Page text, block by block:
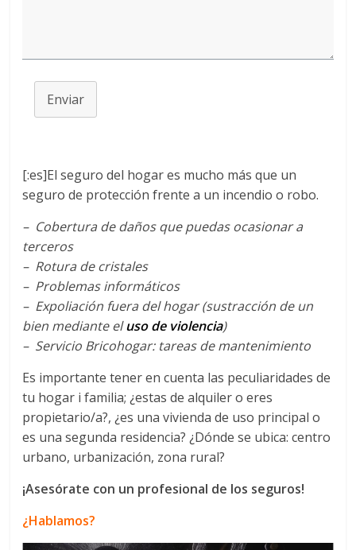
Enviar
[:es]El seguro del hogar es mucho más que un
seguro de protección frente a un incendio o robo.
– Cobertura de daños que puedas ocasionar a
terceros
– Rotura de cristales
– Problemas informáticos
– Expoliación fuera del hogar (sustracción de un
bien mediante eluso de violencia)
– Servicio Bricohogar: tareas de mantenimiento
Es importante tener en cuenta las peculiaridades de
tu hogar i familia; ¿estas de alquiler o eres
propietario/a?, ¿es una vivienda de uso principal o
es una segunda residencia? ¿Dónde se ubica: centro
urbano, urbanización, zona rural?
¡Asesórate con un profesional de los seguros!
¿Hablamos?